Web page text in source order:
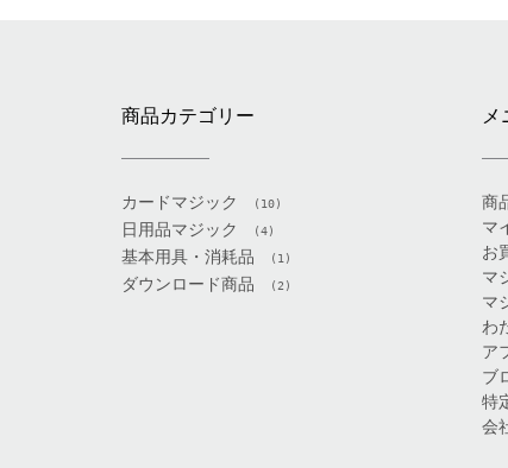
商品カテゴリー
カードマジック (10)
日用品マジック (4)
基本用具・消耗品 (1)
ダウンロード商品 (2)
メ
商
マ
お
マ
マ
わ
ア
ブ
特
会